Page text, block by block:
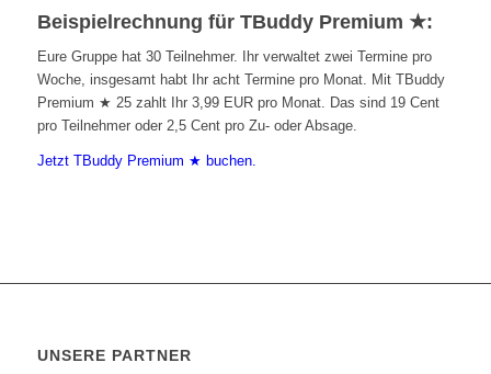
Beispielrechnung für TBuddy Premium ★:
Eure Gruppe hat 30 Teilnehmer. Ihr verwaltet zwei Termine pro
Woche, insgesamt habt Ihr acht Termine pro Monat. Mit TBuddy
Premium ★ 25 zahlt Ihr 3,99 EUR pro Monat. Das sind 19 Cent
pro Teilnehmer oder 2,5 Cent pro Zu- oder Absage.
Jetzt TBuddy Premium ★ buchen.
UNSERE PARTNER